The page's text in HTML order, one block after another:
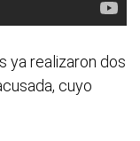
ya realizaron dos
cuyo